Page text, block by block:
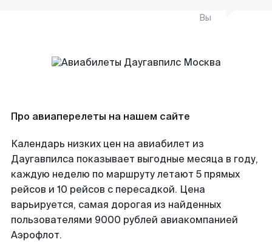
Вы
Про авиаперелеты на нашем сайте
Календарь низких цен на авиабилет из
Даугавпилса показывает выгодные месяца в году,
каждую неделю по маршруту летают 5 прямых
рейсов и 10 рейсов с пересадкой. Цена
варьируется, самая дорогая из найденных
пользователями 9000 рублей авиакомпанией
Аэрофлот.